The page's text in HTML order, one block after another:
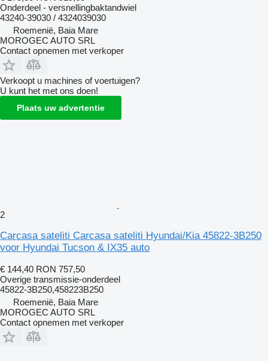
Onderdeel - versnellingbaktandwiel
43240-39030 / 4324039030
Roemenië, Baia Mare
MOROGEC AUTO SRL
Contact opnemen met verkoper
Verkoopt u machines of voertuigen?
U kunt het met ons doen!
Plaats uw advertentie
2
Carcasa sateliti Carcasa sateliti Hyundai/Kia 45822-3B250
voor Hyundai Tucson & IX35 auto
€ 144,40 RON 757,50
Overige transmissie-onderdeel
45822-3B250,458223B250
Roemenië, Baia Mare
MOROGEC AUTO SRL
Contact opnemen met verkoper